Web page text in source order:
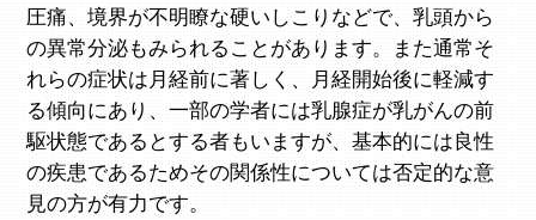
圧痛、境界が不明瞭な硬いしこりなどで、乳頭から
の異常分泌もみられることがあります。また通常そ
れらの症状は月経前に著しく、月経開始後に軽減す
る傾向にあり、一部の学者には乳腺症が乳がんの前
駆状態であるとする者もいますが、基本的には良性
の疾患であるためその関係性については否定的な意
見の方が有力です。